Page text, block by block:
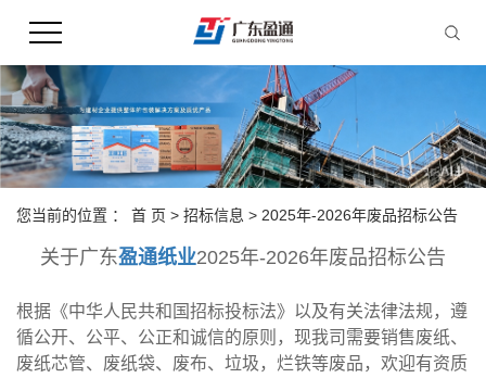
您当前的位置 ： 首 页 > 招标信息 > 2025年-2026年废品招标公告
关于广东盈通纸业2025年-2026年废品招标公告
根据《中华人民共和国招标投标法》以及有关法律法规，遵
循公开、公平、公正和诚信的原则，现我司需要销售废纸、
废纸芯管、废纸袋、废布、垃圾，烂铁等废品，欢迎有资质